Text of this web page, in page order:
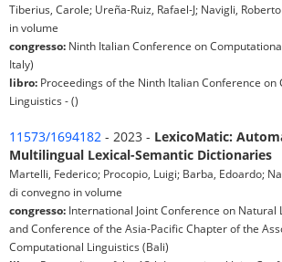
Tiberius, Carole; Ureña-Ruiz, Rafael-J; Navigli,
in volume
congresso: Ninth Italian Conference on
Italy)
libro: Proceedings of the Ninth Italian Conference on
Linguistics - ()
11573/1694182 - 2023 - LexicoMatic:
Multilingual Lexical-Semantic Dictionaries
Martelli, Federico; Procopio, Luigi; Barba, Edoardo;
di convegno in volume
congresso: International Joint Conference on Natural
and Conference of the Asia-Pacific Chapter of the
Computational Linguistics (Bali)